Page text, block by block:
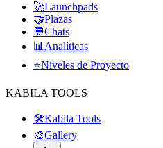
🚀Launchpads
🤝Plazas
💬Chats
📊 Analíticas
⭐Niveles de Proyecto
KABILA TOOLS
🛠️Kabila Tools
🎨Gallery